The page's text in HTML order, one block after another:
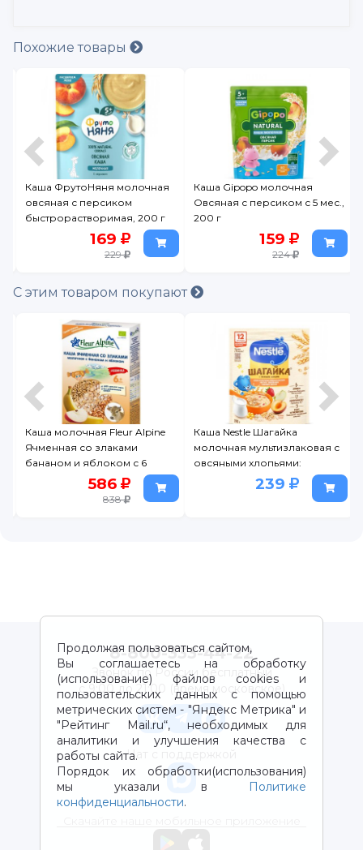
Похожие товары
Каша ФрутоНяня молочная
овсяная с персиком
быстрорастворимая, 200 г
169
229
Каша Gipopo молочная
Овсяная с персиком с 5 мес.,
200 г
159
224
С этим товаром покупают
Каша молочная Fleur Alpine
Ячменная со злаками
бананом и яблоком с 6
месяцев, 200 г586
838
Каша Nestle Шагайка
молочная мультизлаковая с
овсяными хлопьями:
яблоко, земляника, персик
239
Продолжая пользоваться сайтом,
Вы соглашаетесь на обработку
(использование) файлов cookies и
пользовательских данных с помощью
метрических систем - "Яндекс Метрика" и
"Рейтинг Mail.ru“, необходимых для
аналитики и улучшения качества с
работы сайта.
Порядок их обработки(использования)
мы указали в
Политике
конфиденциальности.
8-800-333-44-22
Звонок по России бесплатный
с 9:00 до 21:00 (время московское)
Чат с поддержкой